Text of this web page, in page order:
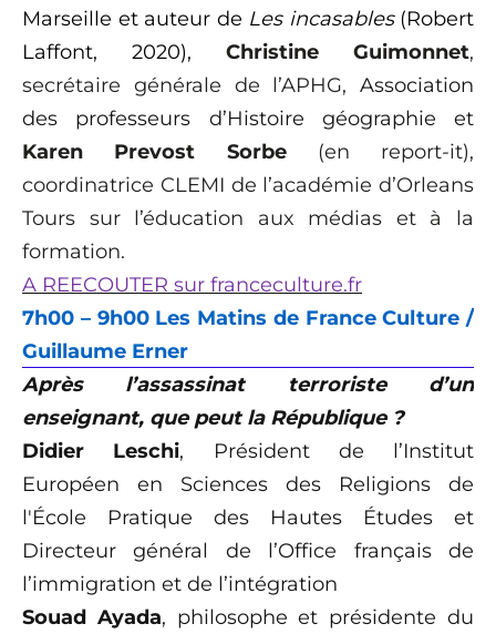
Marseille et auteur de Les incasables(Robert
Laffont, 2020), Christine Guimonnet,
secrétaire générale de l’APHG, Association
des professeurs d’Histoire géographie et
Karen Prevost Sorbe
(en report-it),
coordinatrice CLEMI de l’académie d’Orleans
Tours sur l’éducation aux médias et à la
formation.
A REECOUTER sur franceculture.fr
7h00 – 9h00 Les Matins de France Culture /
Guillaume Erner
Après l’assassinat terroriste d’un
enseignant, que peut la République ?
Didier Leschi, Président de l’Institut
Européen en Sciences des Religions de
l'École Pratique des Hautes Études et
Directeur général de l’Office français de
l’immigration et de l’intégration
Souad Ayada, philosophe et présidente du